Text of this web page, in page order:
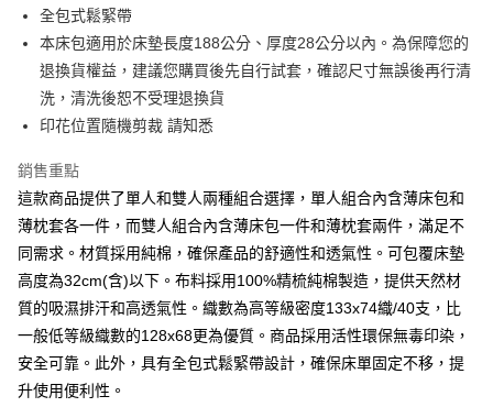
運送方式
全家取貨付款
每筆NT$60，滿NT$599(含以上)免運費
付款後全家取貨
7-11取貨付款
每筆NT$60
離島7-11取貨付款
每筆NT$60
付款後7-11取貨
全包式鬆緊帶
本床包適用於床墊長度188公分、厚度28公分以內。為保障您的
退換貨權益，建議您購買後先自行試套，確認尺寸無誤後再行清
洗，清洗後恕不受理退換貨
印花位置隨機剪裁 請知悉
銷售重點
這款商品提供了單人和雙人兩種組合選擇，單人組合內含薄床包和
薄枕套各一件，而雙人組合內含薄床包一件和薄枕套兩件，滿足不
同需求。材質採用純棉，確保產品的舒適性和透氣性。可包覆床墊
高度為32cm(含)以下。布料採用100%精梳純棉製造，提供天然材
質的吸濕排汗和高透氣性。織數為高等級密度133x74織/40支，比
一般低等級織數的128x68更為優質。商品採用活性環保無毒印染，
安全可靠。此外，具有全包式鬆緊帶設計，確保床單固定不移，提
升使用便利性。